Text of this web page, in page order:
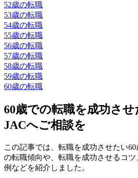
52歳の転職
53歳の転職
54歳の転職
55歳の転職
56歳の転職
57歳の転職
58歳の転職
59歳の転職
60歳の転職
60歳での転職を成功さ
JACへご相談を
この記事では、転職を成功させたい
の転職傾向や、転職を成功させるコ
例などを紹介しました。